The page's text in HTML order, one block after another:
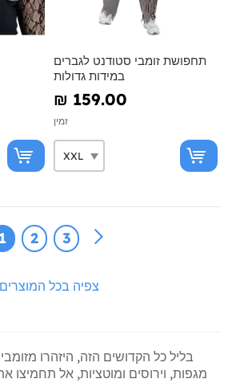
תחפושת זומבי סטודנט לגברים
במידות גדולות
₪‎ 159.00
זמין
1 2 3
צפיה בכל המוצרים
בליל כל הקדושים הזה, היזהרו
מגפות, וירוסים ומוטציות, אל תחמיצו